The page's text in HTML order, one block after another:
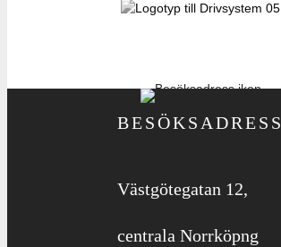
BESÖKSADRESS
Västgötegatan 12,
centrala Norrköpng